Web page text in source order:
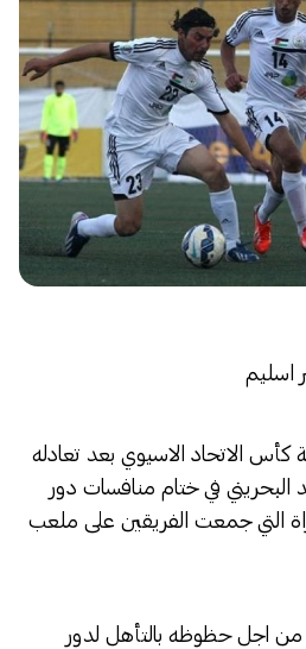
اسليم
الاتحاد الاسيوي بعد تعادله
البحريني في ختام منافسات دور
التي جمعت الفريقين على ملعب
من اجل حظوظه بالتأهل لدور